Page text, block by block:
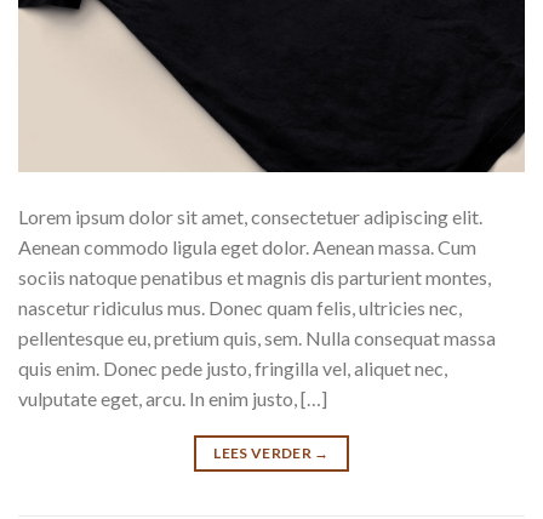
Lorem ipsum dolor sit amet, consectetuer adipiscing elit.
Aenean commodo ligula eget dolor. Aenean massa. Cum
sociis natoque penatibus et magnis dis parturient montes,
nascetur ridiculus mus. Donec quam felis, ultricies nec,
pellentesque eu, pretium quis, sem. Nulla consequat massa
quis enim. Donec pede justo, fringilla vel, aliquet nec,
vulputate eget, arcu. In enim justo, […]
LEES VERDER →